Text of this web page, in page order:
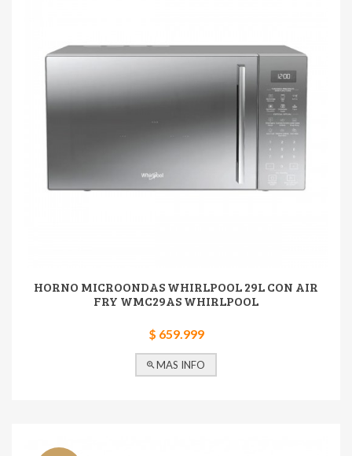
HORNO MICROONDAS WHIRLPOOL 29L CON AIR
FRY WMC29AS WHIRLPOOL
$ 659.999
MAS INFO